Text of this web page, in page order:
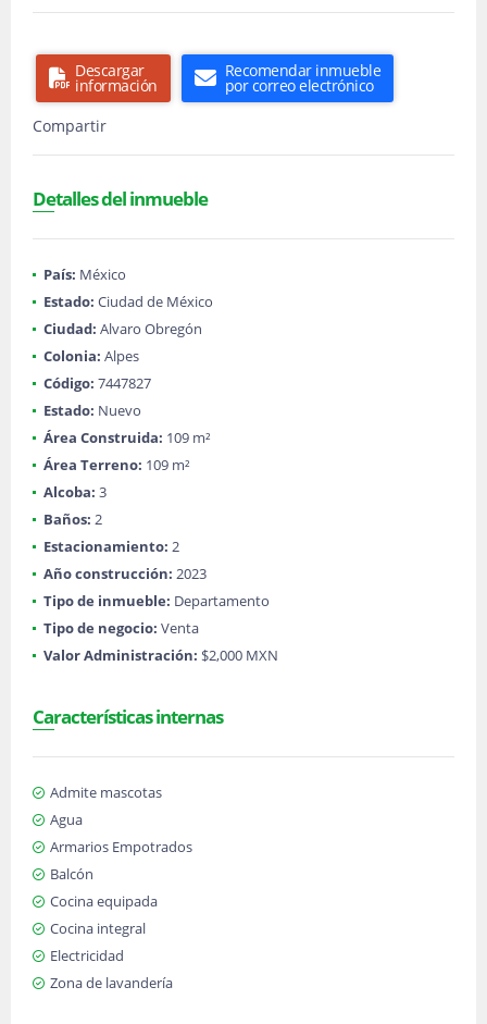
Descargar
información
Recomendar inmueble
por correo electrónico
Compartir
Detalles del inmueble
País: México
Estado: Ciudad de México
Ciudad: Alvaro Obregón
Colonia: Alpes
Código: 7447827
Estado: Nuevo
Área Construida: 109 m²
Área Terreno: 109 m²
Alcoba: 3
Baños: 2
Estacionamiento: 2
Año construcción: 2023
Tipo de inmueble: Departamento
Tipo de negocio: Venta
Valor Administración: $2,000 MXN
Características internas
Admite mascotas
Agua
Armarios Empotrados
Balcón
Cocina equipada
Cocina integral
Electricidad
Zona de lavandería